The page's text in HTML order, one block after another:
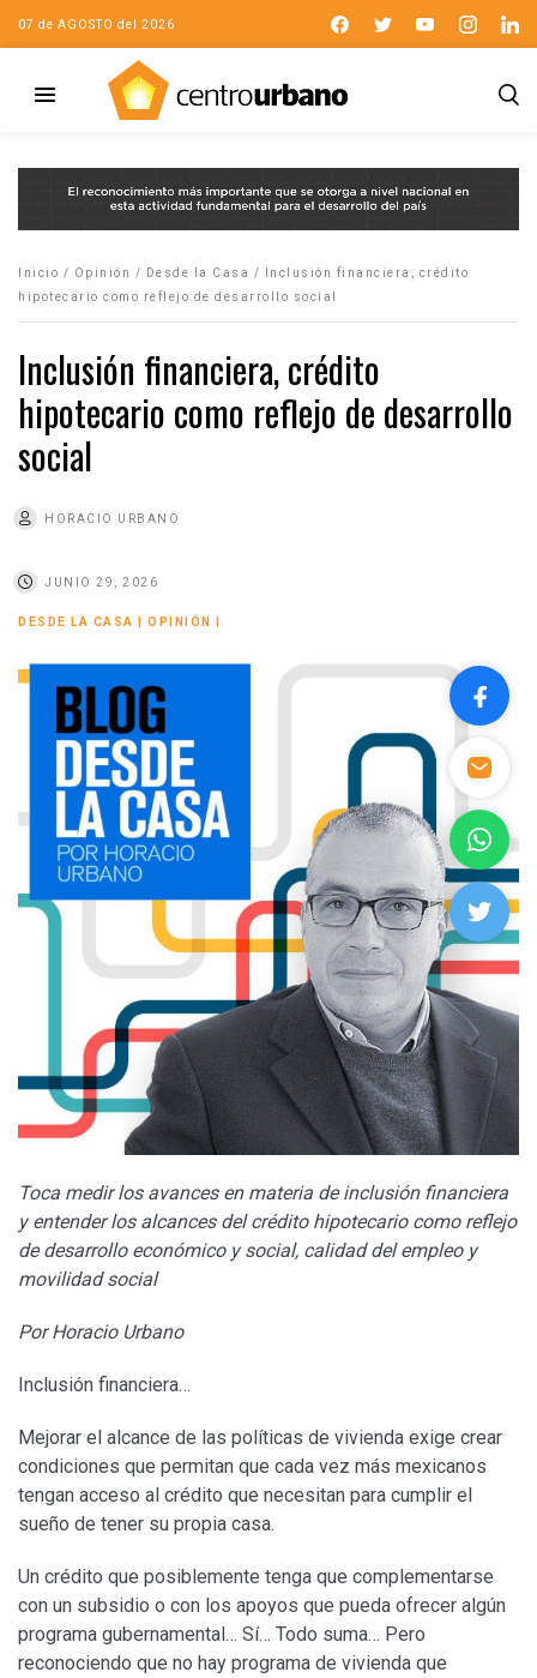
07 de AGOSTO del 2026
Inicio / Opinión / Desde la Casa /
Inclusión financiera, crédito
hipotecario como reflejo de desarrollo social
Inclusión financiera, crédito
hipotecario como reflejo de desarrollo
social
HORACIO URBANO
JUNIO 29, 2026
DESDE LA CASA OPINIÓN
Toca medir los avances en materia de inclusión financiera
y entender los alcances del crédito hipotecario como reflejo
de desarrollo económico y social, calidad del empleo y
movilidad social
Por Horacio Urbano
Inclusión financiera…
Mejorar el alcance de las políticas de vivienda exige crear
condiciones que permitan que cada vez más mexicanos
tengan acceso al crédito que necesitan para cumplir el
sueño de tener su propia casa.
Un crédito que posiblemente tenga que complementarse
con un subsidio o con los apoyos que pueda ofrecer algún
programa gubernamental… Sí… Todo suma… Pero
reconociendo que no hay programa de vivienda que